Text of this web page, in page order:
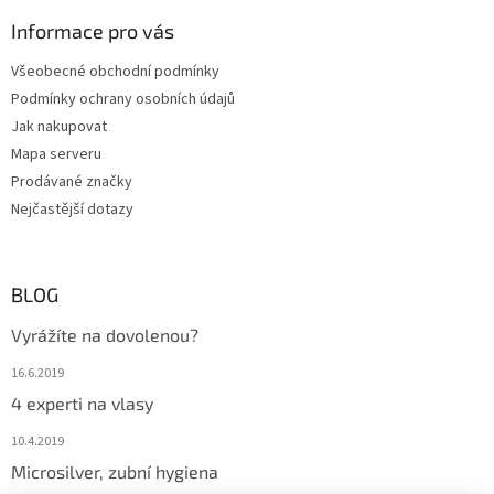
Informace pro vás
Všeobecné obchodní podmínky
Podmínky ochrany osobních údajů
Jak nakupovat
Mapa serveru
Prodávané značky
Nejčastější dotazy
BLOG
Vyrážíte na dovolenou?
16.6.2019
4 experti na vlasy
10.4.2019
Microsilver, zubní hygiena